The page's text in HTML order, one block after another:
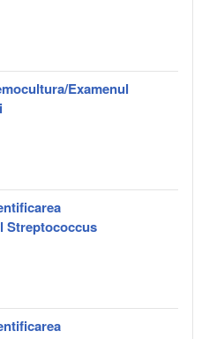
Examenul
Streptococcus